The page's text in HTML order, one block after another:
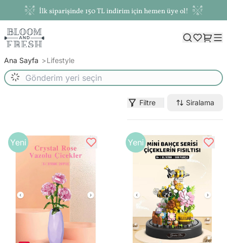
İlk siparişinde 150 TL indirim için hemen üye ol!
Ana Sayfa Lifestyle
Filtre Siralama
Yeni Yeni